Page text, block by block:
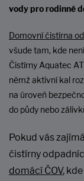
vody pro rodinné
Domovní čistírna
všude tam, kde
Čistírny Aquatec
němž aktivní kal
na úroveň
do půdy nebo
Pokud vás
čistírny
domácí ČOV,